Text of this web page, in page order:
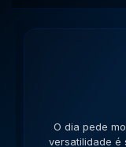
pedale. A
para resolver